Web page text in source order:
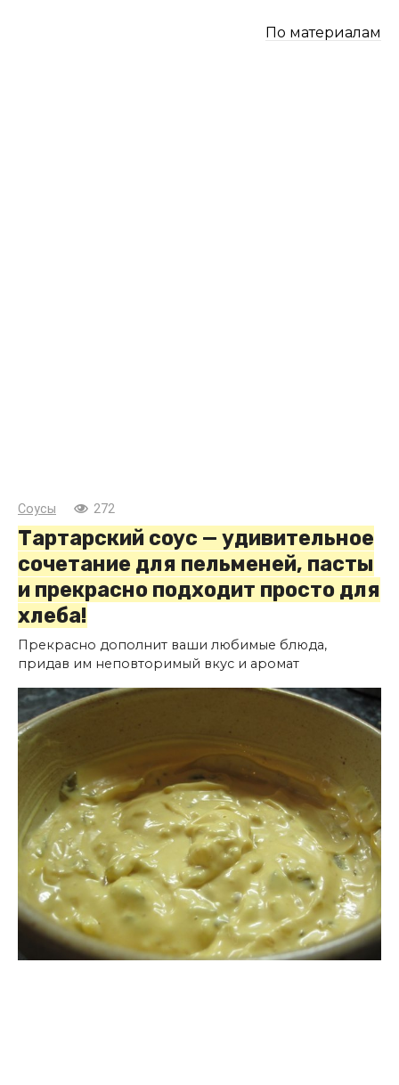
По материалам
Соусы 272
Тартарский соус — удивительное
сочетание для пельменей, пасты
и прекрасно подходит просто для
хлеба!
Прекрасно дополнит ваши любимые блюда,
придав им неповторимый вкус и аромат